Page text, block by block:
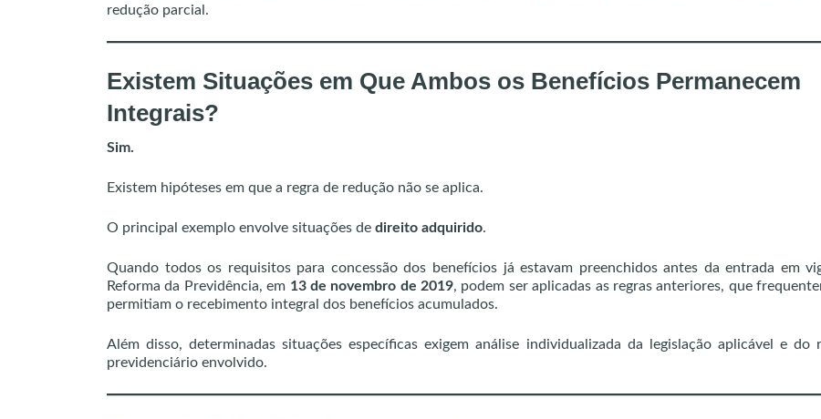
redução parcial.
Existem Situações em Que Ambos os Benefícios Permanecem
Integrais?
Sim.
Existem hipóteses em que a regra de redução não se aplica.
O principal exemplo envolve situações de direito adquirido.
Quando todos os requisitos para concessão dos benefícios já estavam preenchidos antes da entrada em
Reforma da Previdência, em 13 de novembro de 2019, podem ser aplicadas as regras anteriores, que
permitiam o recebimento integral dos benefícios acumulados.
Além disso, determinadas situações específicas exigem análise individualizada da legislação aplicável e do
previdenciário envolvido.